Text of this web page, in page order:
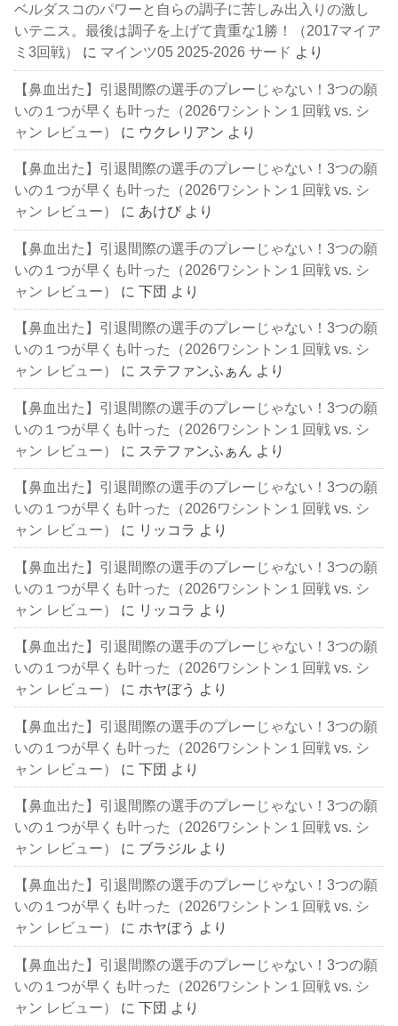
ベルダスコのパワーと自らの調子に苦しみ出入りの激し
いテニス。最後は調子を上げて貴重な1勝！（2017マイア
ミ3回戦）
に マインツ05 2025-2026 サード より
【鼻血出た】引退間際の選手のプレーじゃない！3つの願
いの１つが早くも叶った（2026ワシントン１回戦 vs. シ
ャン レビュー）
に ウクレリアン より
【鼻血出た】引退間際の選手のプレーじゃない！3つの願
いの１つが早くも叶った（2026ワシントン１回戦 vs. シ
ャン レビュー）
に あけび より
【鼻血出た】引退間際の選手のプレーじゃない！3つの願
いの１つが早くも叶った（2026ワシントン１回戦 vs. シ
ャン レビュー）
に下団 より
【鼻血出た】引退間際の選手のプレーじゃない！3つの願
いの１つが早くも叶った（2026ワシントン１回戦 vs. シ
ャン レビュー）
に ステファンふぁん より
【鼻血出た】引退間際の選手のプレーじゃない！3つの願
いの１つが早くも叶った（2026ワシントン１回戦 vs. シ
ャン レビュー）
に ステファンふぁん より
【鼻血出た】引退間際の選手のプレーじゃない！3つの願
いの１つが早くも叶った（2026ワシントン１回戦 vs. シ
ャン レビュー）
に リッコラ より
【鼻血出た】引退間際の選手のプレーじゃない！3つの願
いの１つが早くも叶った（2026ワシントン１回戦 vs. シ
ャン レビュー）
に リッコラ より
【鼻血出た】引退間際の選手のプレーじゃない！3つの願
いの１つが早くも叶った（2026ワシントン１回戦 vs. シ
ャン レビュー）
に ホヤぼう より
【鼻血出た】引退間際の選手のプレーじゃない！3つの願
いの１つが早くも叶った（2026ワシントン１回戦 vs. シ
ャン レビュー）
に下団 より
【鼻血出た】引退間際の選手のプレーじゃない！3つの願
いの１つが早くも叶った（2026ワシントン１回戦 vs. シ
ャン レビュー）
に ブラジル より
【鼻血出た】引退間際の選手のプレーじゃない！3つの願
いの１つが早くも叶った（2026ワシントン１回戦 vs. シ
ャン レビュー）
に ホヤぼう より
【鼻血出た】引退間際の選手のプレーじゃない！3つの願
いの１つが早くも叶った（2026ワシントン１回戦 vs. シ
ャン レビュー）
に下団 より